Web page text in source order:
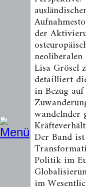
der
Lisa Grösel
detailliert
in Bezug
wandelnder
Der Band
Politik im
im